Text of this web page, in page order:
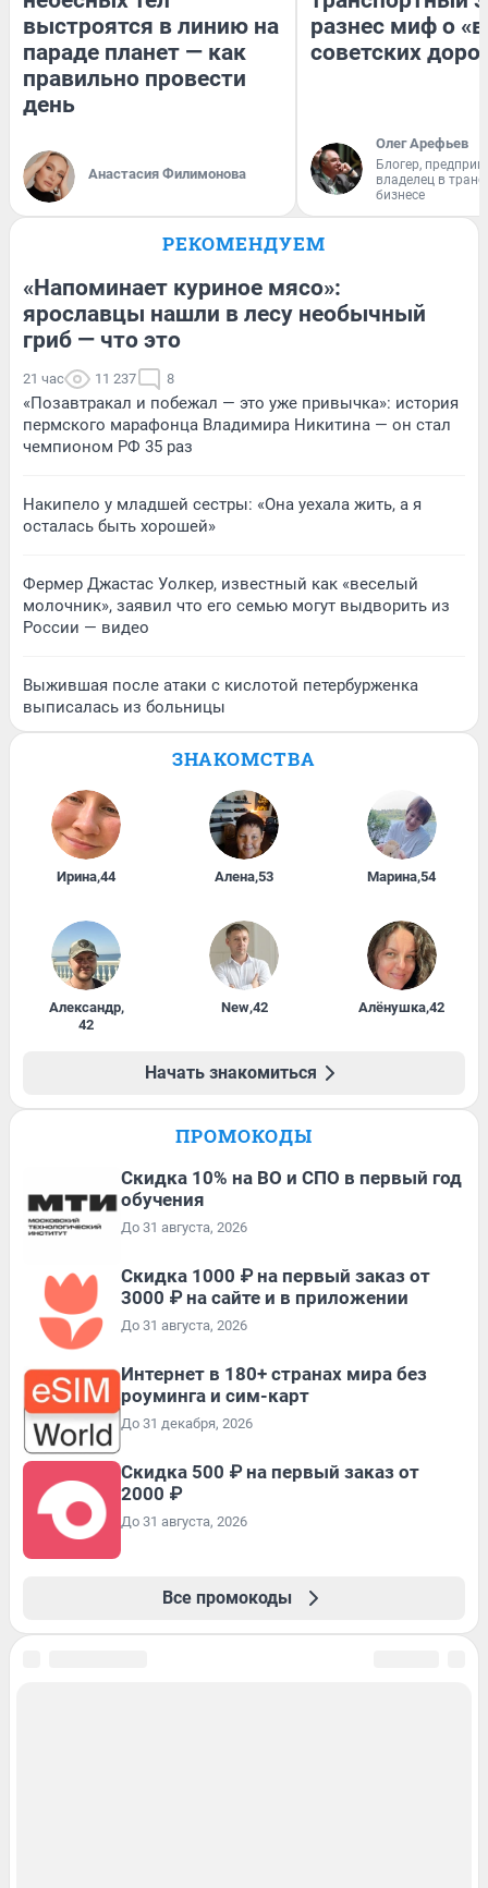
выстроятся в линию на
параде планет — как
правильно провести
день
Анастасия Филимонова
разнес миф о
советских
Олег Арефьев
Блогер,
владелец в
бизнесе
РЕКОМЕНДУЕМ
«Напоминает куриное мясо»:
ярославцы нашли в лесу необычный
гриб — что это
21 час 11 237 8
«Позавтракал и побежал — это уже привычка»: история
пермского марафонца Владимира Никитина — он стал
чемпионом РФ 35 раз
Накипело у младшей сестры: «Она уехала жить, а я
осталась быть хорошей»
Фермер Джастас Уолкер, известный как «веселый
молочник», заявил что его семью могут выдворить из
России — видео
Выжившая после атаки с кислотой петербурженка
выписалась из больницы
ЗНАКОМСТВА
Ирина,44 Алена,53 Марина,54
Александр,
42
New,42 Алёнушка,42
Начать знакомиться
ПРОМОКОДЫ
Скидка 10% на ВО и СПО в первый год
обучения
До 31 августа, 2026
Скидка 1000 ₽ на первый заказ от
3000 ₽ на сайте и в приложении
До 31 августа, 2026
Интернет в 180+ странах мира без
роуминга и сим-карт
До 31 декабря, 2026
Скидка 500 ₽ на первый заказ от
2000 ₽
До 31 августа, 2026
Все промокоды